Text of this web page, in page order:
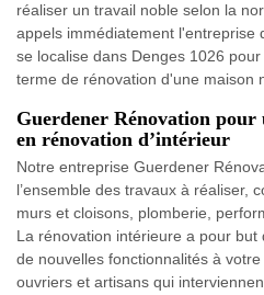
réaliser un travail noble selon la
appels immédiatement l'entreprise
se localise dans Denges 1026
terme de rénovation d'une maison
Guerdener Rénovation
en rénovation d’intérieur
Notre entreprise Guerdener
l’ensemble des travaux à réaliser,
murs et cloisons, plomberie,
La rénovation intérieure a pour
de nouvelles fonctionnalités à
ouvriers et artisans qui